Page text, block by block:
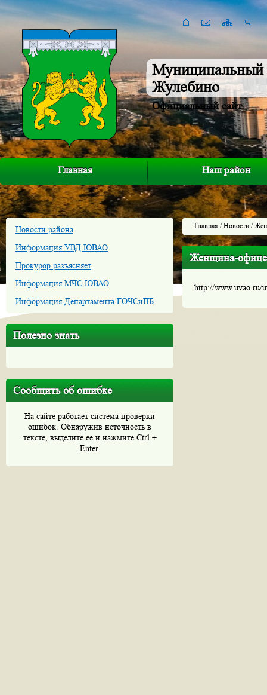
Муниципальный
Жулебино
Официальный сайт
Главная Наш район
Новости района
Информация УВД ЮВАО
Прокурор разъясняет
Информация МЧС ЮВАО
Информация Департамента ГОЧСиПБ
Полезно знать
Сообщить об ошибке
На сайте работает система проверки
ошибок. Обнаружив неточность в
тексте, выделите ее и нажмите Ctrl +
Enter.
Главная /Новости/
Женщина-
http://www.uvao.ru/